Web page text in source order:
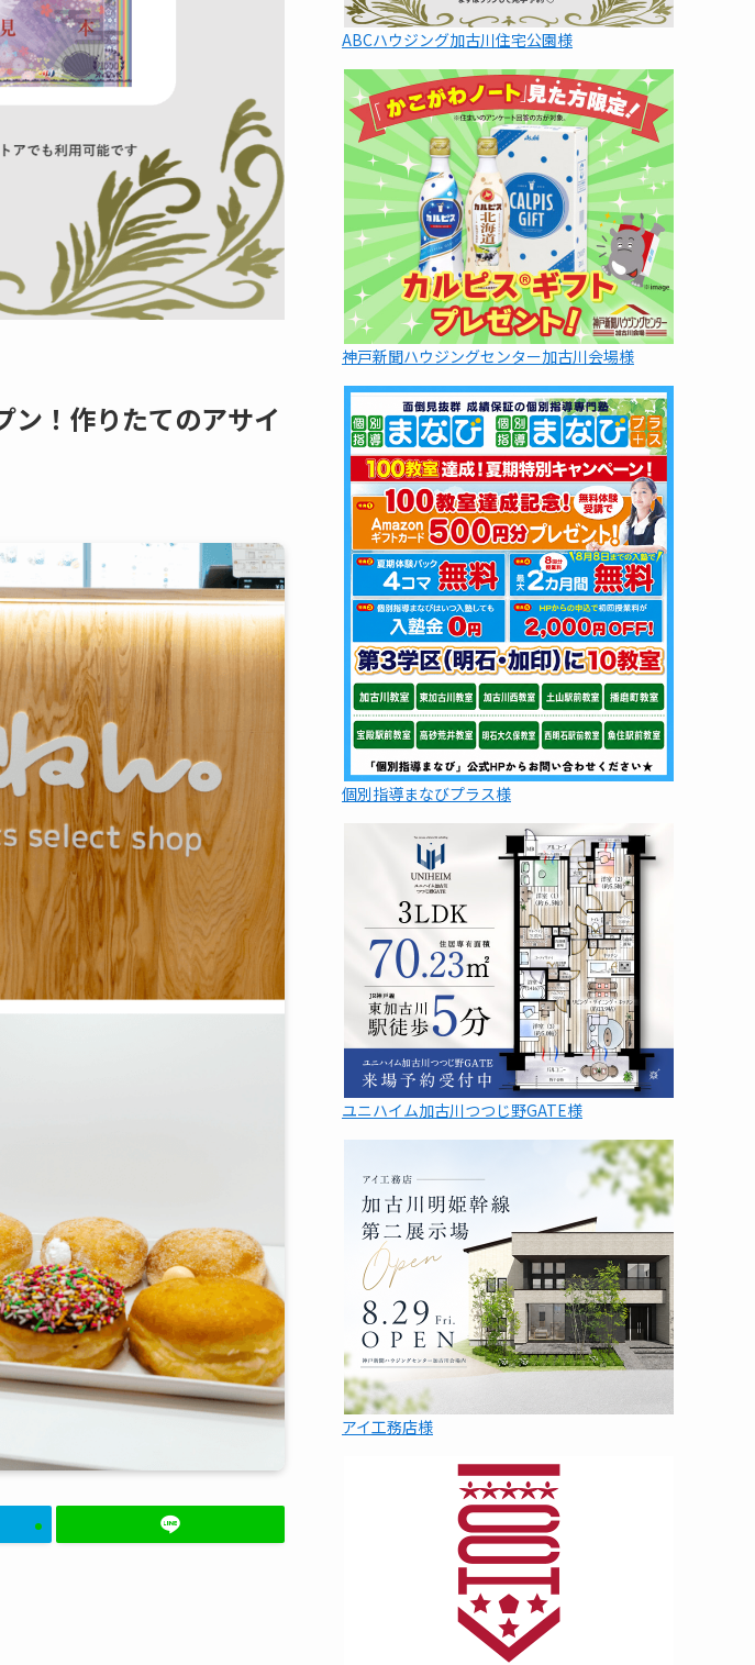
ン！作りたてのアサイ
ABCハウジング加古川住宅公園様
神戸新聞ハウジングセンター加古川会場様
個別指導まなびプラス様
ユニハイム加古川つつじ野GATE様
アイ工務店様